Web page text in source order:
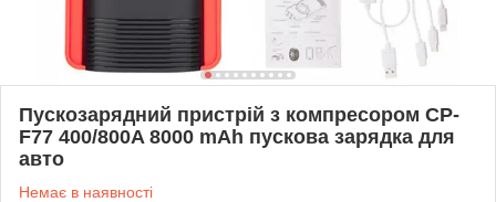
Пускозарядний пристрій з компресором CP-
F77 400/800A 8000 mAh пускова зарядка для
авто
Немає в наявності